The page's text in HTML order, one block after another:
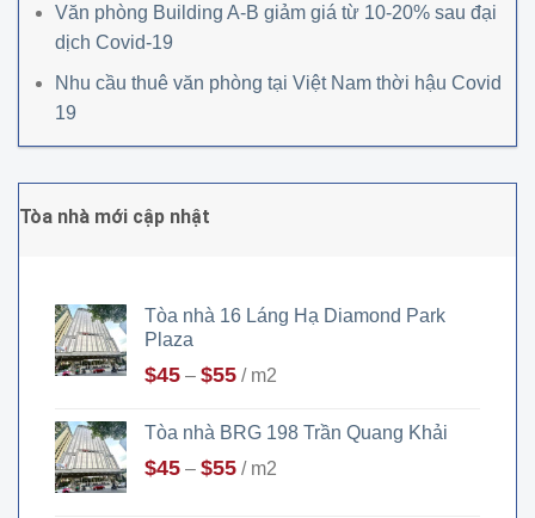
Văn phòng Building A-B giảm giá từ 10-20% sau đại
dịch Covid-19
Nhu cầu thuê văn phòng tại Việt Nam thời hậu Covid
19
Tòa nhà mới cập nhật
Tòa nhà 16 Láng Hạ Diamond Park
Plaza
$45 – $55 / m2
Tòa nhà BRG 198 Trần Quang Khải
$45 – $55 / m2